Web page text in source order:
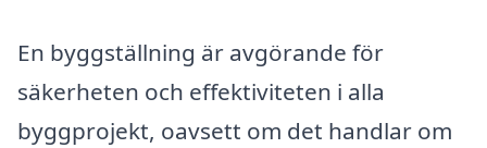
En byggställning är avgörande för
säkerheten och effektiviteten i alla
byggprojekt, oavsett om det handlar om